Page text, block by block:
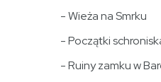
- Wieża na Smrku
- Początki
- Ruiny zamku w